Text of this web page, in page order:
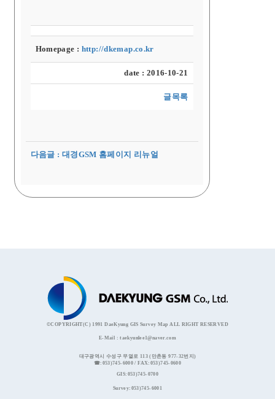
Homepage : http://dkemap.co.kr
date : 2016-10-21
글목록
다음글 : 대경GSM 홈페이지 리뉴얼
©COPYRIGHT(C) 1991 DaeKyung GIS Survey Map ALL RIGHT RESERVED
E-Mail : taekyunlee1@naver.com
대구광역시 수성구 무열로 113 (만촌동 977-32번지)
☎:053)745-6000 / FAX:053)745-0600
GIS:053)745-0700
Survey:053)745-6001